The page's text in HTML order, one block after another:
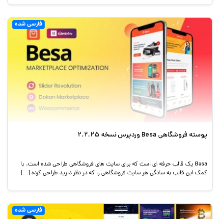
فارسی شده
پوسته فروشگاهی Besa وردپرس نسخه 2.2.25
Besa یک قالب حرفه ای است که برای سایت های فروشگاهی طراحی شده است. با
کمک این قالب به سادگی هر سایت فروشگاهی را که در نظر دارید طراحی کرده […]
فارسی شده